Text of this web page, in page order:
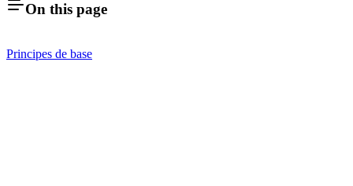
On this page
Principes de base